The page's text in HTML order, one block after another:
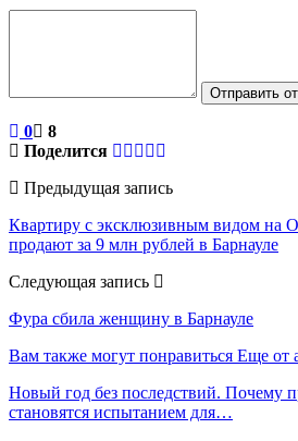
Отправить
0
8
Поделится
Предыдущая запись
Квартиру с эксклюзивным видом на
продают за 9 млн рублей в Барнауле
Следующая запись
Фура сбила женщину в Барнауле
Вам также могут понравиться Еще от
Новый год без последствий. Почему
становятся испытанием для…